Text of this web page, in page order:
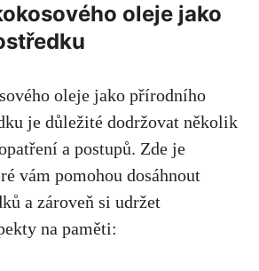
oleje jako
oleje jako přírodního
je důležité dodržovat několik
a postupů. Zde je
vám pomohou dosáhnout
a zároveň si udržet
na paměti: